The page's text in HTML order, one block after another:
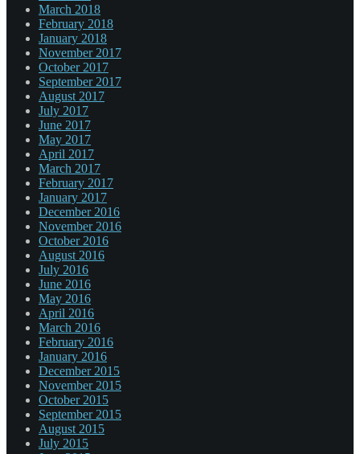
March 2018
February 2018
January 2018
November 2017
October 2017
September 2017
August 2017
July 2017
June 2017
May 2017
April 2017
March 2017
February 2017
January 2017
December 2016
November 2016
October 2016
August 2016
July 2016
June 2016
May 2016
April 2016
March 2016
February 2016
January 2016
December 2015
November 2015
October 2015
September 2015
August 2015
July 2015